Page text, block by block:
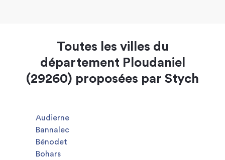
Toutes les villes du
département Ploudaniel
(29260) proposées par Stych
Audierne
Bannalec
Bénodet
Bohars